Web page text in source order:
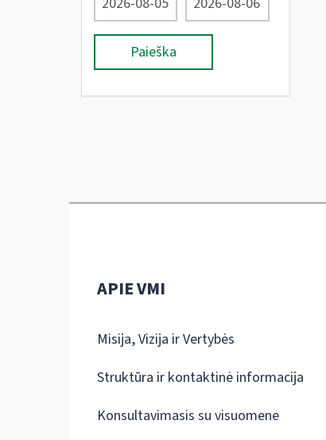
Paieška
APIE VMI
Misija, Vizija ir Vertybės
Struktūra ir kontaktinė informacija
Konsultavimasis su visuomene